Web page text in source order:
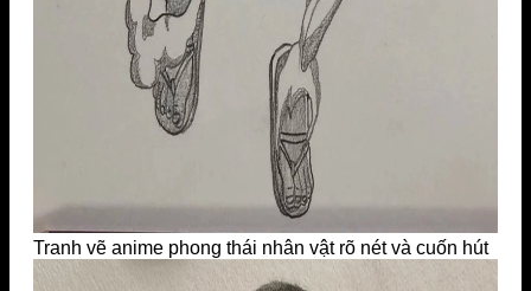
Tranh vẽ anime phong thái nhân vật rõ nét và cuốn hút